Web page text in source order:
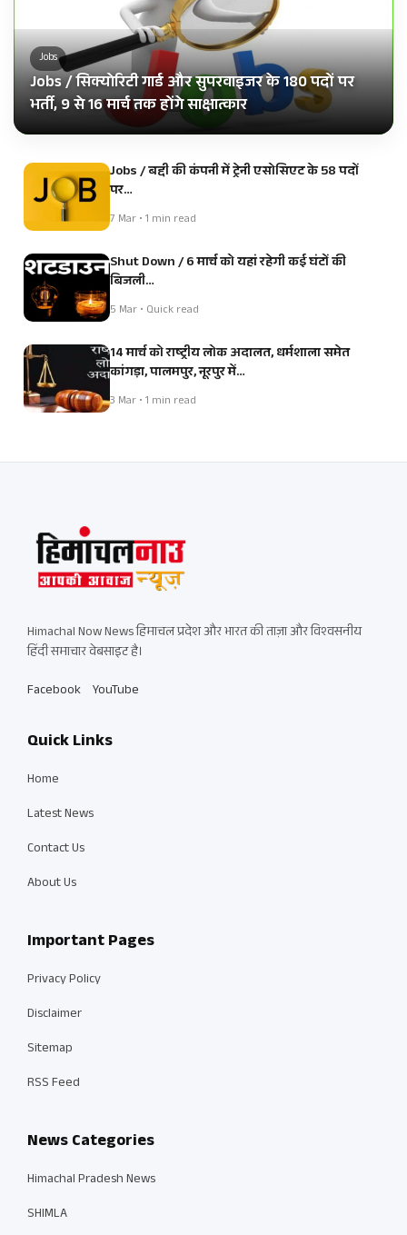
Jobs
Jobs / सिक्योरिटी गार्ड और सुपरवाइजर के 180 पदों पर
भर्ती, 9 से 16 मार्च तक होंगे साक्षात्कार
Jobs / बद्दी की कंपनी में ट्रेनी एसोसिएट के 58 पदों
पर…
7 Mar • 1 min read
Shut Down / 6 मार्च को यहां रहेगी कई घंटों की
बिजली…
5 Mar • Quick read
14 मार्च को राष्ट्रीय लोक अदालत, धर्मशाला समेत
कांगड़ा, पालमपुर, नूरपुर में…
3 Mar • 1 min read
Himachal Now News हिमाचल प्रदेश और भारत की ताज़ा और विश्वसनीय
हिंदी समाचार वेबसाइट है।
Facebook YouTube
Quick Links
Home
Latest News
Contact Us
About Us
Important Pages
Privacy Policy
Disclaimer
Sitemap
RSS Feed
News Categories
Himachal Pradesh News
SHIMLA